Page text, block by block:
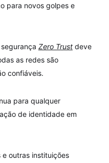
para novos golpes e
Zero Trustdeve
as redes são
confiáveis.
para qualquer
de identidade em
outras instituições